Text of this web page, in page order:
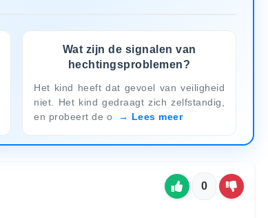
Wat zijn de signalen van
hechtingsproblemen?
Het kind heeft dat gevoel van veiligheid
niet. Het kind gedraagt zich zelfstandig,
en probeert de o
Lees meer
0